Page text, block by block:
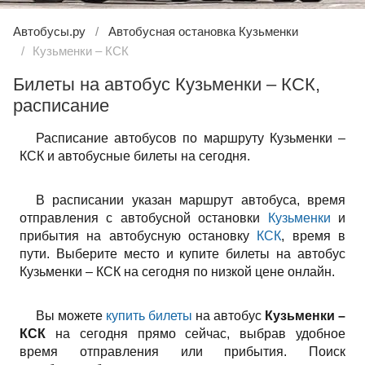
Автобусы.ру
Автобусная остановка Кузьменки
Кузьменки – КСК
Билеты на автобус Кузьменки – КСК,
расписание
Расписание автобусов по маршруту Кузьменки –
КСК и автобусные билеты на сегодня.
В расписании указан маршрут автобуса, время
отправления с автобусной остановки
Кузьменки и
прибытия на автобусную остановку КСК, время в
пути. Выберите место и купите билеты на автобус
Кузьменки – КСК на сегодня по низкой цене онлайн.
Вы можете купить билеты на автобус Кузьменки –
КСК на сегодня прямо сейчас, выбрав удобное
время отправления или прибытия. Поиск